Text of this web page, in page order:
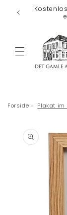
Direkt zum
Inhalt
Forside › Plakat im